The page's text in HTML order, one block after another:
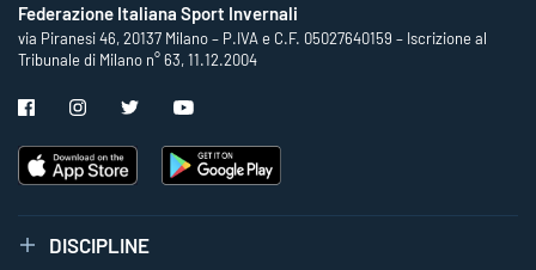
Federazione Italiana Sport Invernali
via Piranesi 46, 20137 Milano – P.IVA e C.F. 05027640159 – Iscrizione al
Tribunale di Milano n° 63, 11.12.2004
DISCIPLINE